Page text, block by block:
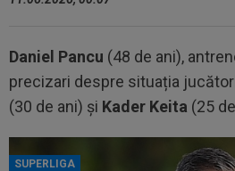
Daniel Pancu (48 de ani),
precizari despre situația
(30 de ani) și Kader Keita (25
SUPERLIGA